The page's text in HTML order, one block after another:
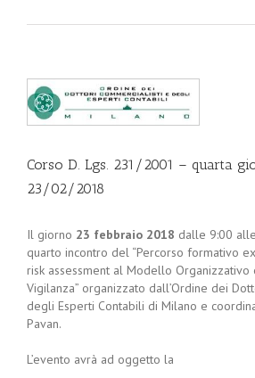
Corso D. Lgs. 231/2001 – quarta
23/02/2018
Il giorno 23 febbraio 2018 dalle 9:00
quarto incontro del “Percorso formativo
risk assessment al Modello Organizzativo
Vigilanza” organizzato dall’Ordine dei
degli Esperti Contabili di Milano e
Pavan.
L’evento avrà ad oggetto la